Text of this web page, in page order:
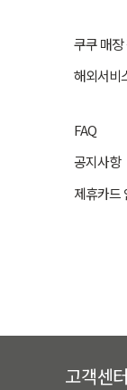
쿠쿠 매장
해외서비
FAQ
공지사항
제휴카드
고객센터